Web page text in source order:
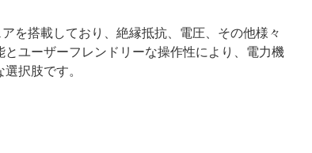
を搭載しており、絶縁抵抗、電圧、その他様々
ユーザーフレンドリーな操作性により、電力機
択肢です。